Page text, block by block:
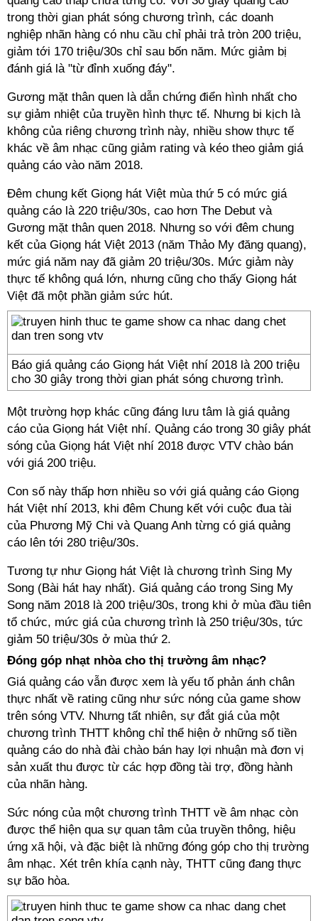
trong thời gian phát sóng chương trình, các doanh
nghiệp nhãn hàng có nhu cầu chỉ phải trả tròn 200 triệu,
giảm tới 170 triệu/30s chỉ sau bốn năm. Mức giảm bị
đánh giá là "từ đỉnh xuống đáy".
Gương mặt thân quen là dẫn chứng điển hình nhất cho
sự giảm nhiệt của truyền hình thực tế. Nhưng bi kịch là
không của riêng chương trình này, nhiều show thực tế
khác về âm nhạc cũng giảm rating và kéo theo giảm giá
quảng cáo vào năm 2018.
Đêm chung kết Giọng hát Việt mùa thứ 5 có mức giá
quảng cáo là 220 triệu/30s, cao hơn The Debut và
Gương mặt thân quen 2018. Nhưng so với đêm chung
kết của Giọng hát Việt 2013 (năm Thảo My đăng quang),
mức giá năm nay đã giảm 20 triệu/30s. Mức giảm này
thực tế không quá lớn, nhưng cũng cho thấy Giọng hát
Việt đã một phần giảm sức hút.
Báo giá quảng cáo Giọng hát Việt nhí 2018 là 200 triệu
cho 30 giây trong thời gian phát sóng chương trình.
Một trường hợp khác cũng đáng lưu tâm là giá quảng
cáo của Giọng hát Việt nhí. Quảng cáo trong 30 giây phát
sóng của Giọng hát Việt nhí 2018 được VTV chào bán
với giá 200 triệu.
Con số này thấp hơn nhiều so với giá quảng cáo Giọng
hát Việt nhí 2013, khi đêm Chung kết với cuộc đua tài
của Phương Mỹ Chi và Quang Anh từng có giá quảng
cáo lên tới 280 triệu/30s.
Tương tự như Giọng hát Việt là chương trình Sing My
Song (Bài hát hay nhất). Giá quảng cáo trong Sing My
Song năm 2018 là 200 triệu/30s, trong khi ở mùa đầu tiên
tổ chức, mức giá của chương trình là 250 triệu/30s, tức
giảm 50 triệu/30s ở mùa thứ 2.
Đóng góp nhạt nhòa cho thị trường âm nhạc?
Giá quảng cáo vẫn được xem là yếu tố phản ánh chân
thực nhất về rating cũng như sức nóng của game show
trên sóng VTV. Nhưng tất nhiên, sự đắt giá của một
chương trình THTT không chỉ thể hiện ở những số tiền
quảng cáo do nhà đài chào bán hay lợi nhuận mà đơn vị
sản xuất thu được từ các hợp đồng tài trợ, đồng hành
của nhãn hàng.
Sức nóng của một chương trình THTT về âm nhạc còn
được thể hiện qua sự quan tâm của truyền thông, hiệu
ứng xã hội, và đặc biệt là những đóng góp cho thị trường
âm nhạc. Xét trên khía cạnh này, THTT cũng đang thực
sự bão hòa.